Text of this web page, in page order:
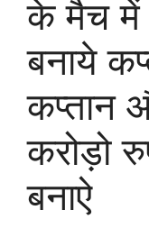
के मैच में
बनाये
कप्तान
करोड़ो
बनाऐ